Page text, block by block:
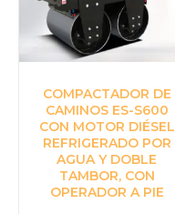
COMPACTADOR DE
CAMINOS ES-S600
CON MOTOR DIÉSEL
REFRIGERADO POR
AGUA Y DOBLE
TAMBOR, CON
OPERADOR A PIE